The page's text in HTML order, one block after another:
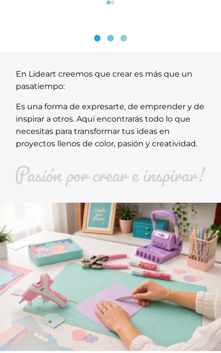
Página 1
Página 2
En Lideart creemos que crear es más que un
pasatiempo:
Es una forma de expresarte, de emprender y de
inspirar a otros. Aquí encontrarás todo lo que
necesitas para transformar tus ideas en
proyectos llenos de color, pasión y creatividad.